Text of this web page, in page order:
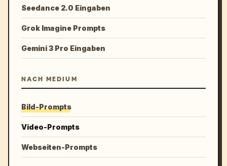
Seedance 2.0 Eingaben
Grok Imagine Prompts
Gemini 3 Pro Eingaben
NACH MEDIUM
Bild-Prompts
Video-Prompts
Webseiten-Prompts